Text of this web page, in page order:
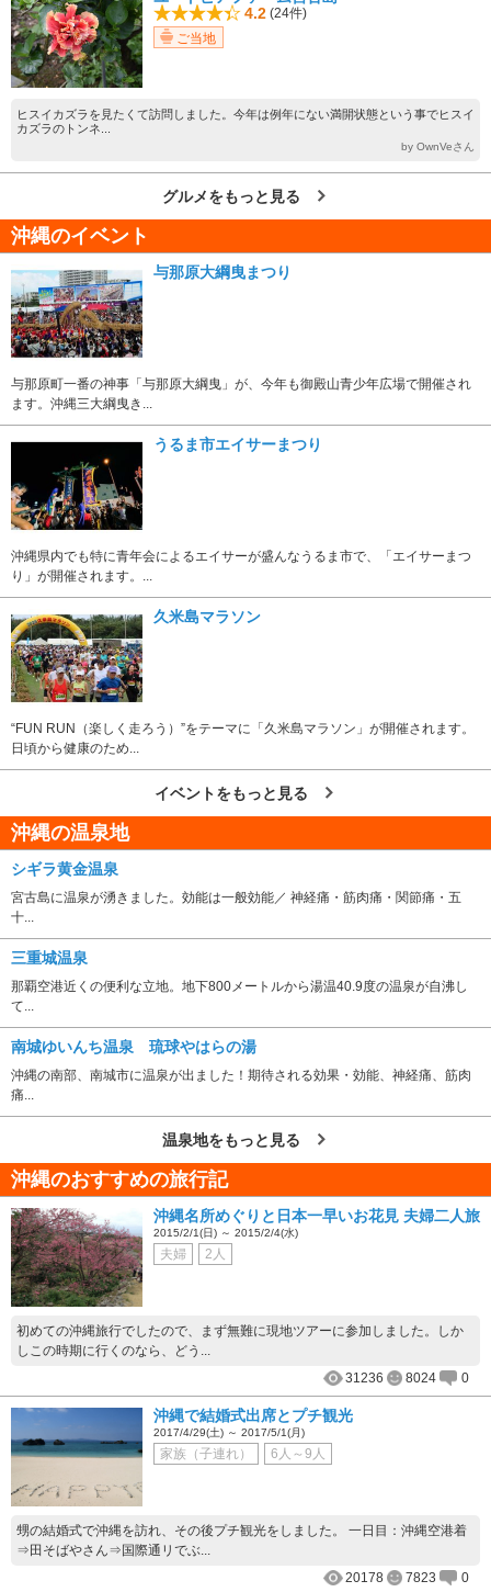
4.2 (24件)
ご当地
ヒスイカズラを見たくて訪問しました。今年は例年にない満開状態という事でヒスイ
カズラのトンネ...
by OwnVeさん
グルメをもっと見る
沖縄のイベント
与那原大綱曳まつり
与那原町一番の神事「与那原大綱曳」が、今年も御殿山青少年広場で開催され
ます。沖縄三大綱曳き...
うるま市エイサーまつり
沖縄県内でも特に青年会によるエイサーが盛んなうるま市で、「エイサーまつ
り」が開催されます。...
久米島マラソン
“FUN RUN（楽しく走ろう）”をテーマに「久米島マラソン」が開催されます。
日頃から健康のため...
イベントをもっと見る
沖縄の温泉地
シギラ黄金温泉
宮古島に温泉が湧きました。効能は一般効能／ 神経痛・筋肉痛・関節痛・五
十...
三重城温泉
那覇空港近くの便利な立地。地下800メートルから湯温40.9度の温泉が自沸し
て...
南城ゆいんち温泉 琉球やはらの湯
沖縄の南部、南城市に温泉が出ました！期待される効果・効能、神経痛、筋肉
痛...
温泉地をもっと見る
沖縄のおすすめの旅行記
沖縄名所めぐりと日本一早いお花見 夫婦二人旅
2015/2/1(日) ～ 2015/2/4(水)
夫婦 2人
初めての沖縄旅行でしたので、まず無難に現地ツアーに参加しました。しか
しこの時期に行くのなら、どう...
31236
8024 0
沖縄で結婚式出席とプチ観光
2017/4/29(土) ～ 2017/5/1(月)
家族（子連れ） 6人～9人
甥の結婚式で沖縄を訪れ、その後プチ観光をしました。 一日目：沖縄空港着
⇒田そばやさん⇒国際通リでぶ...
20178
7823 0